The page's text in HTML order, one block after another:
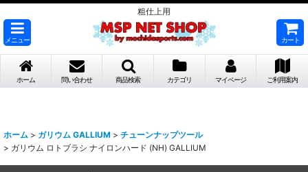
粗仕上用
メニュー カート
ホーム 問い合わせ 商品検索 カテゴリ マイページ ご利用案内
ホーム > ガリウム GALLIUM > チューンナップツール
> ガリウム ロトブラシ ナイロンハード (NH) GALLIUM